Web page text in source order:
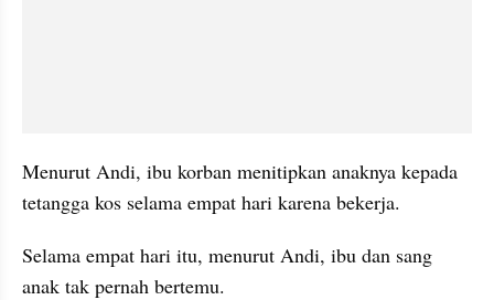
Menurut Andi, ibu korban menitipkan anaknya kepada
tetangga kos selama empat hari karena bekerja.
Selama empat hari itu, menurut Andi, ibu dan sang
anak tak pernah bertemu.